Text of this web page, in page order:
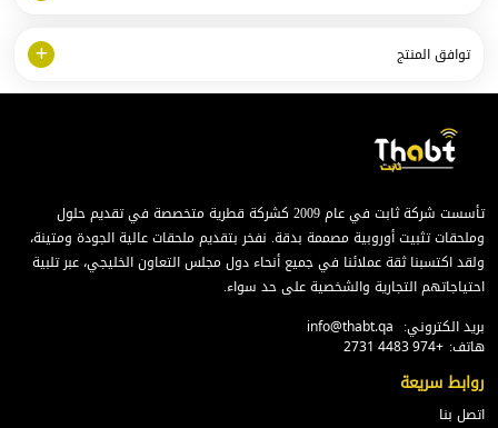
توافق المنتج
تأسست شركة ثابت في عام 2009 كشركة قطرية متخصصة في تقديم حلول
وملحقات تثبيت أوروبية مصممة بدقة. نفخر بتقديم ملحقات عالية الجودة ومتينة،
ولقد اكتسبنا ثقة عملائنا في جميع أنحاء دول مجلس التعاون الخليجي، عبر تلبية
احتياجاتهم التجارية والشخصية على حد سواء.
بريد الكتروني:
info@thabt.qa
هاتف: +974 4483 2731
روابط سريعة
اتصل بنا